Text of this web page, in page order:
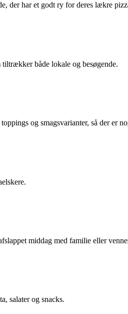
der har et godt ry for deres lækre
tiltrækker både lokale og besøgende.
og smagsvarianter, så der er
middag med familie eller
salater og snacks.